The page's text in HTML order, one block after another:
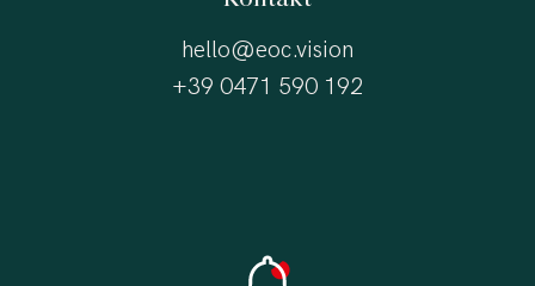
hello@eoc.vision
+39 0471 590 192